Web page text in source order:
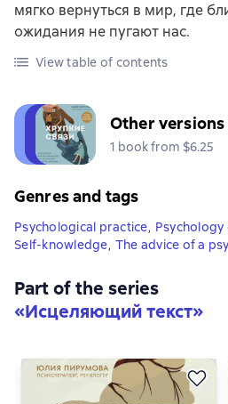
мягко вернуться в мир, где
ожидания не пугают нас.
View table of contents
Other
1 book from $6.25
Genres and tags
Psychological practice,
Self-knowledge, The advice of a
Part of the series
«Исцеляющий текст»